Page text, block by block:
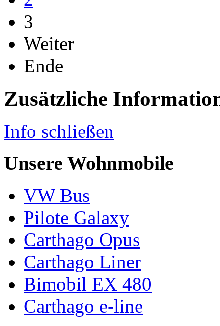
3
Weiter
Ende
Zusätzliche
Info schließen
Unsere Wohnmobile
VW Bus
Pilote Galaxy
Carthago Opus
Carthago Liner
Bimobil EX 480
Carthago e-line